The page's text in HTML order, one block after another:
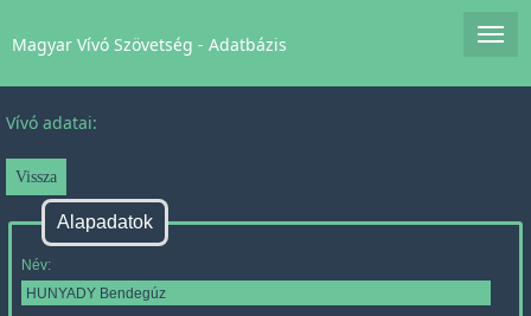
Magyar Vívó Szövetség - Adatbázis
Vívó adatai:
Alapadatok
Név: